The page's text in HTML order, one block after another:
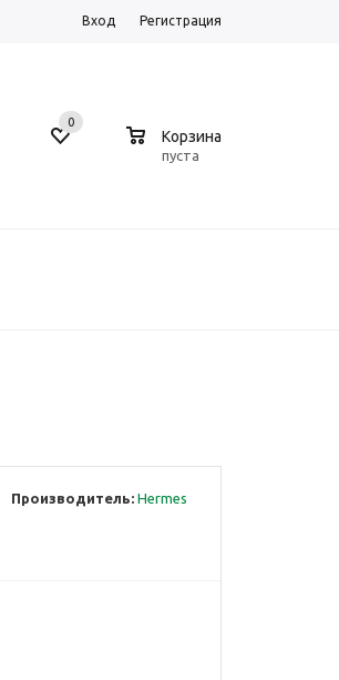
Вход Регистрация
0
Корзина
пуста
Производитель: Hermes